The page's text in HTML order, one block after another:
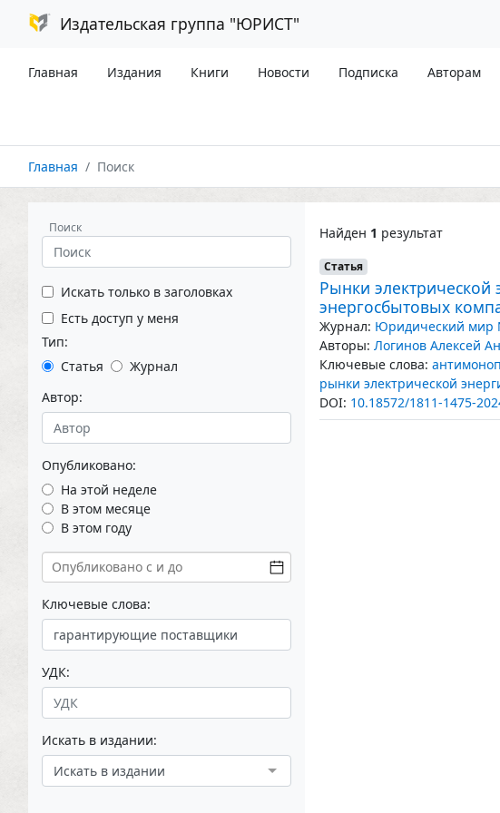
Издательская группа "ЮРИСТ"
Главная Издания Книги Новости Подписка Авторам
Главная Поиск
Поиск
Искать только в заголовках
Есть доступ у меня
Тип:
Статья
Журнал
Автор:
Опубликовано:
На этой неделе
В этом месяце
В этом году
Ключевые слова:
УДК:
Искать в издании:
Искать в издании
Найден 1 результат
Статья
Рынки
энергосбытовых
Журнал: Юридический мир
Авторы: Логинов Алексей
Ключевые слова:
рынки электрической
DOI: 10.18572/1811-1475-